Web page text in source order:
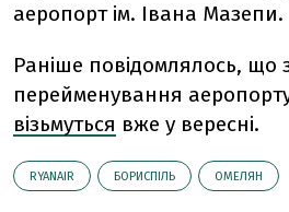
аеропорт ім. Івана Мазепи.
Раніше повідомлялось, що
перейменування
візьмуться вже у вересні.
RYANAIR БОРИСПІЛЬ ОМЕЛЯН